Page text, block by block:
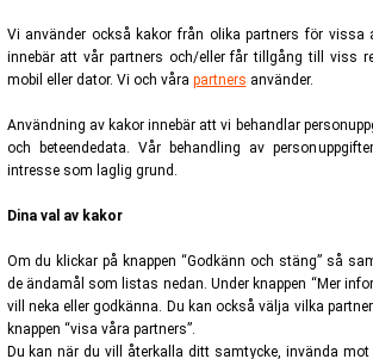
Vi använder också kakor från olika partners för
innebär att vår partners och/eller får tillgång till viss
mobil eller dator. Vi och våra partners använder.
Användning av kakor innebär att vi behandlar
och beteendedata. Vår behandling av
intresse som laglig grund.
Dina val av kakor
Om du klickar på knappen “Godkänn och stäng” så
de ändamål som listas nedan. Under knappen “Mer
vill neka eller godkänna. Du kan också välja vilka
knappen “visa våra partners”.
Du kan när du vill återkalla ditt samtycke, invända
att använda ordet ”Bankomat”
av engelska termer som ATM och
översättningstjänster, skrevDagens
kännetecknet var känt och att Googles
dess särskiljningsförmåga, och
konkurrenter som Euronet använt
för att rättfärdiga eget bruk av ordet.
i stämningen att man mellan 2019 och
investerat omkring 37 miljoner